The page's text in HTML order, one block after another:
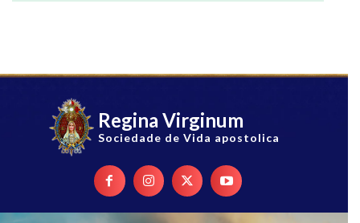
Regina Virginum
Sociedade de Vida apostolica